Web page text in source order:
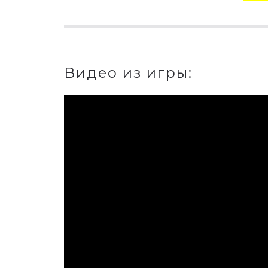
Видео из игры: